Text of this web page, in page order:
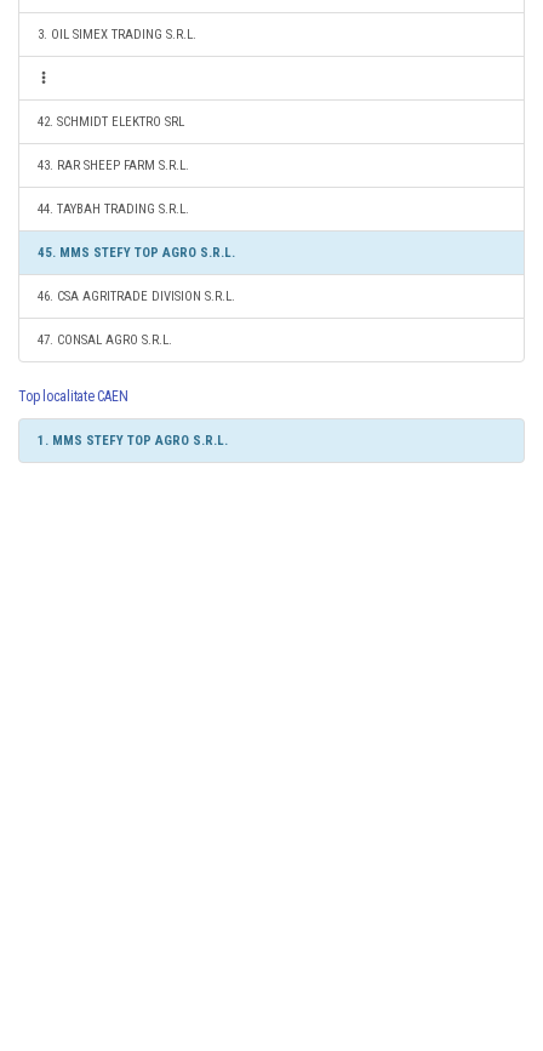
3. OIL SIMEX TRADING S.R.L.
42. SCHMIDT ELEKTRO SRL
43. RAR SHEEP FARM S.R.L.
44. TAYBAH TRADING S.R.L.
45. MMS STEFY TOP AGRO S.R.L.
46. CSA AGRITRADE DIVISION S.R.L.
47. CONSAL AGRO S.R.L.
Top localitate CAEN
1. MMS STEFY TOP AGRO S.R.L.